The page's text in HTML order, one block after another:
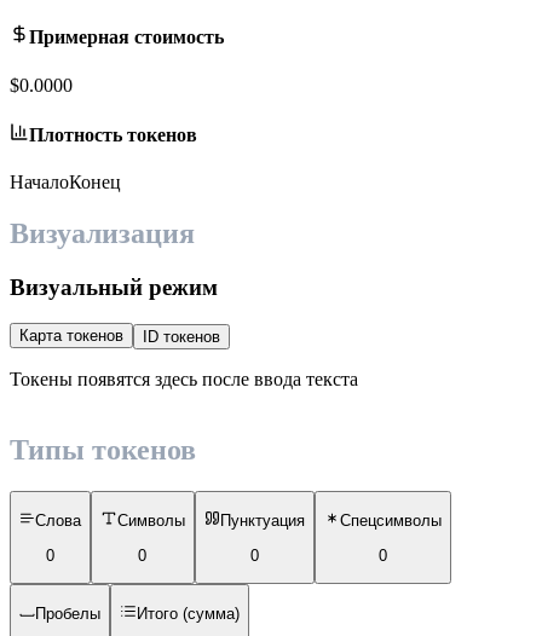
Примерная стоимость
$0.0000
Плотность токенов
НачалоКонец
Визуализация
Визуальный режим
Карта токенов ID токенов
Токены появятся здесь после ввода текста
Типы токенов
Слова
0
Символы
0
Пунктуация
0
Спецсимволы
0
Пробелы
Итого (сумма)